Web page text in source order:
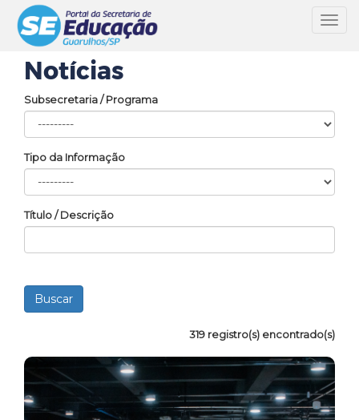
Notícias
Subsecretaria / Programa
Tipo da Informação
Título / Descrição
319 registro(s) encontrado(s)